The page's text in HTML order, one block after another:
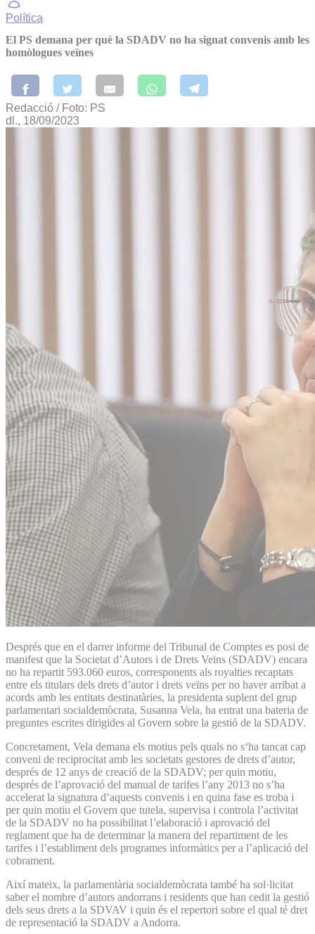
Política
El PS demana per què la SDADV no ha signat convenis amb les
homòlogues veïnes
Redacció / Foto: PS
dl., 18/09/2023
Després que en el darrer informe del Tribunal de Comptes es posi de
manifest que la Societat d’Autors i de Drets Veïns (SDADV) encara
no ha repartit 593.060 euros, corresponents als royalties recaptats
entre els titulars dels drets d’autor i drets veïns per no haver arribat a
acords amb les entitats destinatàries, la presidenta suplent del grup
parlamentari socialdemòcrata, Susanna Vela, ha entrat una bateria de
preguntes escrites dirigides al Govern sobre la gestió de la SDADV.
Concretament, Vela demana els motius pels quals no s‘ha tancat cap
conveni de reciprocitat amb les societats gestores de drets d’autor,
després de 12 anys de creació de la SDADV; per quin motiu,
després de l’aprovació del manual de tarifes l’any 2013 no s’ha
accelerat la signatura d’aquests convenis i en quina fase es troba i
per quin motiu el Govern que tutela, supervisa i controla l’activitat
de la SDADV no ha possibilitat l’elaboració i aprovació del
reglament que ha de determinar la manera del repartiment de les
tarifes i l’establiment dels programes informàtics per a l’aplicació del
cobrament.
Així mateix, la parlamentària socialdemòcrata també ha sol·licitat
saber el nombre d’autors andorrans i residents que han cedit la gestió
dels seus drets a la SDVAV i quin és el repertori sobre el qual té dret
de representació la SDADV a Andorra.